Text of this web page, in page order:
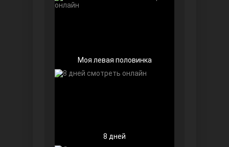
Моя левая половинка
8 дней